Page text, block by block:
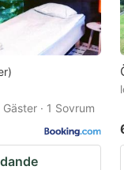
)
· 1 Sovrum